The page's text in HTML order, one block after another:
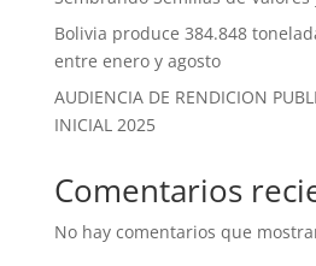
Bolivia produce 384.848
entre enero y agosto
AUDIENCIA DE RENDICION
INICIAL 2025
Comentarios
No hay comentarios que